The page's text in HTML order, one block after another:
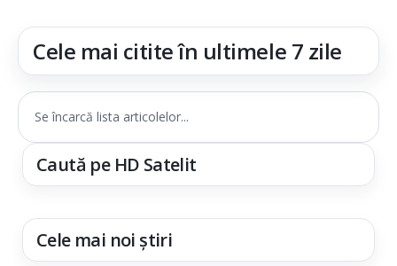
Cele mai citite în ultimele 7 zile
Se încarcă lista articolelor...
Caută pe HD Satelit
Cele mai noi știri